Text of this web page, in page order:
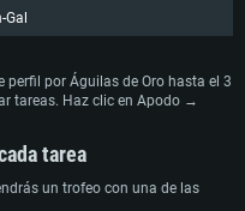
perfil por Águilas de Oro hasta el 3
tareas. Haz clic en Apodo →
tarea
un trofeo con una de las